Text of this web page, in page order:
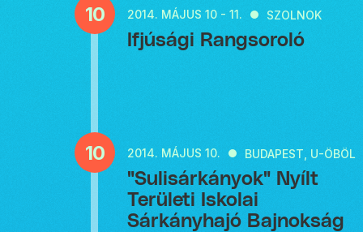
10 2014. MÁJUS 10 - 11. SZOLNOK
Ifjúsági Rangsoroló
10 2014. MÁJUS 10. BUDAPEST, U-ÖBÖL
"Sulisárkányok" Nyílt
Területi Iskolai
Sárkányhajó Bajnokság